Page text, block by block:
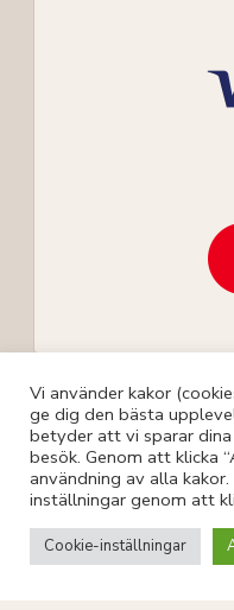
©
Ångerrätt Och
Integritetspolicy
Vi använder kakor
ge dig den bästa
betyder att vi sparar
besök. Genom att klicka
användning av alla
inställningar genom att
Cookie-inställningar